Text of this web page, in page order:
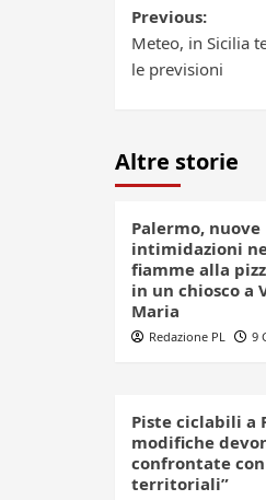
Post
Previous:
Meteo, in Sicilia
le previsioni
Altre storie
Palermo, nuove
intimidazioni
fiamme alla
in un chiosco a
Maria
Redazione PL 9
Piste ciclabili a
modifiche
confrontate
territoriali”